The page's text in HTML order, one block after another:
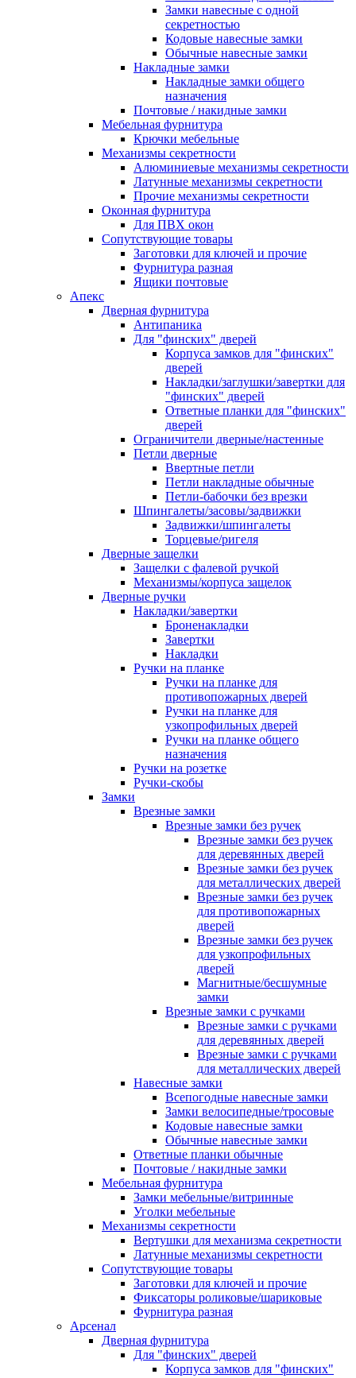
Замки навесные с одной
секретностью
Кодовые навесные замки
Обычные навесные замки
Накладные замки
Накладные замки общего
назначения
Почтовые / накидные замки
Мебельная фурнитура
Крючки мебельные
Механизмы секретности
Алюминиевые механизмы секретности
Латунные механизмы секретности
Прочие механизмы секретности
Оконная фурнитура
Для ПВХ окон
Сопутствующие товары
Заготовки для ключей и прочие
Фурнитура разная
Ящики почтовые
Апекс
Дверная фурнитура
Антипаника
Для "финских" дверей
Корпуса замков для "финских"
дверей
Накладки/заглушки/завертки для
"финских" дверей
Ответные планки для "финских"
дверей
Ограничители дверные/настенные
Петли дверные
Ввертные петли
Петли накладные обычные
Петли-бабочки без врезки
Шпингалеты/засовы/задвижки
Задвижки/шпингалеты
Торцевые/ригеля
Дверные защелки
Защелки с фалевой ручкой
Механизмы/корпуса защелок
Дверные ручки
Накладки/завертки
Броненакладки
Завертки
Накладки
Ручки на планке
Ручки на планке для
противопожарных дверей
Ручки на планке для
узкопрофильных дверей
Ручки на планке общего
назначения
Ручки на розетке
Ручки-скобы
Замки
Врезные замки
Врезные замки без ручек
Врезные замки без ручек
для деревянных дверей
Врезные замки без ручек
для металлических дверей
Врезные замки без ручек
для противопожарных
дверей
Врезные замки без ручек
для узкопрофильных
дверей
Магнитные/бесшумные
замки
Врезные замки с ручками
Врезные замки с ручками
для деревянных дверей
Врезные замки с ручками
для металлических дверей
Навесные замки
Всепогодные навесные замки
Замки велосипедные/тросовые
Кодовые навесные замки
Обычные навесные замки
Ответные планки обычные
Почтовые / накидные замки
Мебельная фурнитура
Замки мебельные/витринные
Уголки мебельные
Механизмы секретности
Вертушки для механизма секретности
Латунные механизмы секретности
Сопутствующие товары
Заготовки для ключей и прочие
Фиксаторы роликовые/шариковые
Фурнитура разная
Арсенал
Дверная фурнитура
Для "финских" дверей
Корпуса замков для "финских"